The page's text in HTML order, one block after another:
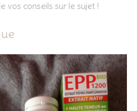
vos conseils sur le sujet !